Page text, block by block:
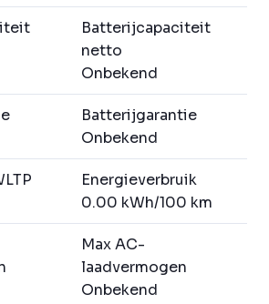
Batterijcapaciteit
netto
Onbekend
Batterijgarantie
Onbekend
Energieverbruik
0.00 kWh/100 km
Max AC-
laadvermogen
Onbekend